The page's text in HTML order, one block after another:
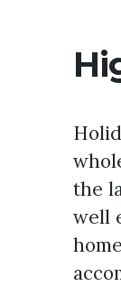
the
well